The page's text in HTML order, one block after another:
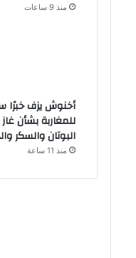
منذ 9 ساعات
أخنوش يزف خبرًا
للمغاربة بشأن غاز
البوتان والسكر
منذ 11 ساعة